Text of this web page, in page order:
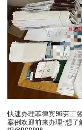
快速办理菲律宾9G劳工
案例欢迎前来办理~想了